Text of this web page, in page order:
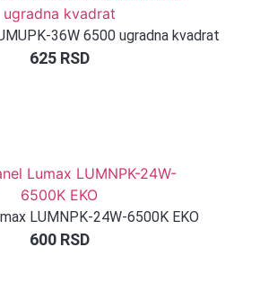
36W 6500 ugradna kvadrat
625 RSD
LUMNPK-24W-6500K EKO
600 RSD